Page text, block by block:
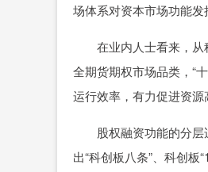
场体系对资本市场功能发
在业内人士看来，从
全期货期权市场品类，“
运行效率，有力促进资源
股权融资功能的分层适
出“科创板八条”、科创